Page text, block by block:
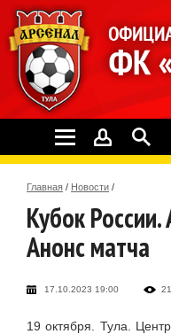
Главная / Новости /
Кубок
Анонс матча
17.10.2023 19:00
19 октября. Тула.